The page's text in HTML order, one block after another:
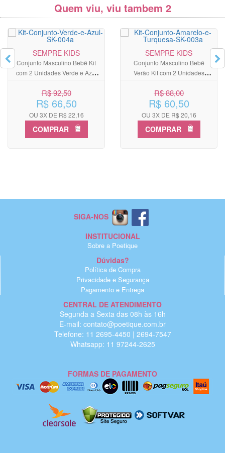
Quem viu, viu tambem 2
SEMPRE KIDS
Conjunto Masculino Bebê Kit
com 2 Unidades Verde e Azul
R$ 92,50
R$ 66,50
OU 3X DE R$ 22,16
COMPRAR
SEMPRE KIDS
Conjunto Masculino Bebê
Verão Kit com 2 Unidades
R$ 88,00
R$ 60,50
OU 3X DE R$ 20,16
COMPRAR
SIGA-NOS
INSTITUCIONAL
Sobre a Poetique
Dúvidas?
Política de Compra
Privacidade e Segurança
Pagamento e Entrega
CENTRAL DE ATENDIMENTO
Segunda a Sexta das 08h às 16h
E-mail: contato@poetique.com.br
Telefone: 11 2695-4450 | 2694-7547
Whatsapp: 11 97244-2625
FORMAS DE PAGAMENTO